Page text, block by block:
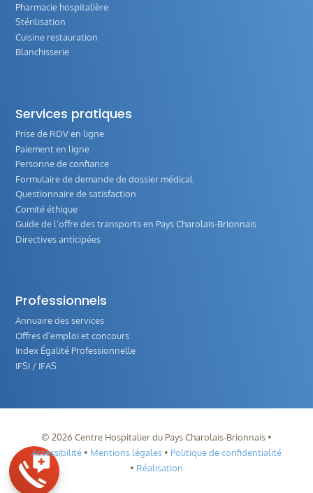
Pharmacie hospitalière
Stérilisation
Cuisine restauration
Blanchisserie
Services pratiques
Prise de RDV en ligne
Paiement en ligne
Personne de confiance
Formulaire de demande de dossier médical
Questionnaire de satisfaction
Comité éthique
Guide de l‘offre des transports en Pays Charolais-Brionnais
Directives anticipées
Professionnels
Annuaire des services
Offres d’emploi et concours
Index Égalité Professionnelle
IFSI / IFAS
© 2026 Centre Hospitalier du Pays Charolais-Brionnais •
Accessibilité• Mentions légales• Politique de confidentialité
• Réalisation